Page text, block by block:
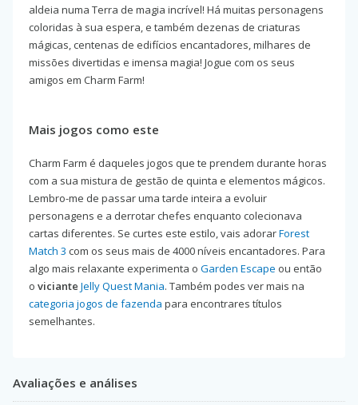
aldeia numa Terra de magia incrível! Há muitas personagens
coloridas à sua espera, e também dezenas de criaturas
mágicas, centenas de edifícios encantadores, milhares de
missões divertidas e imensa magia! Jogue com os seus
amigos em Charm Farm!
Mais jogos como este
Charm Farm é daqueles jogos que te prendem durante horas
com a sua mistura de gestão de quinta e elementos mágicos.
Lembro-me de passar uma tarde inteira a evoluir
personagens e a derrotar chefes enquanto colecionava
cartas diferentes. Se curtes este estilo, vais adorarForest
Match 3 com os seus mais de 4000 níveis encantadores. Para
algo mais relaxante experimenta o Garden Escape ou então
o viciante Jelly Quest Mania. Também podes ver mais na
categoria jogos de fazenda para encontrares títulos
semelhantes.
Avaliações e análises